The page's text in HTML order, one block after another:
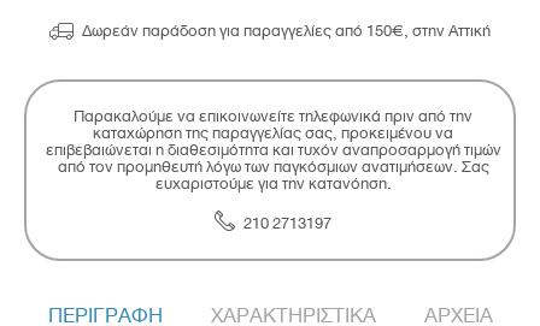
 Δωρεάν παράδοση για παραγγελίες από 150€, στην Αττική
Παρακαλούμε να επικοινωνείτε τηλεφωνικά πριν από την
καταχώρηση της παραγγελίας σας, προκειμένου να
επιβεβαιώνεται η διαθεσιμότητα και τυχόν αναπροσαρμογή τιμών
από τον προμηθευτή λόγω των παγκόσμιων ανατιμήσεων. Σας
ευχαριστούμε για την κατανόηση.
210 2713197
ΠΕΡΙΓΡΑΦΗ ΧΑΡΑΚΤΗΡΙΣΤΙΚΑ ΑΡΧΕΙΑ